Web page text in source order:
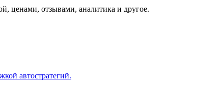
ценами, отзывами, аналитика и другое.
автостратегий.